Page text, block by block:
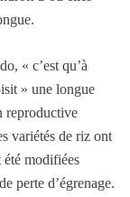
« c’est qu’à
» une longue
reproductive
variétés de riz ont
été modifiées
perte d’égrenage.